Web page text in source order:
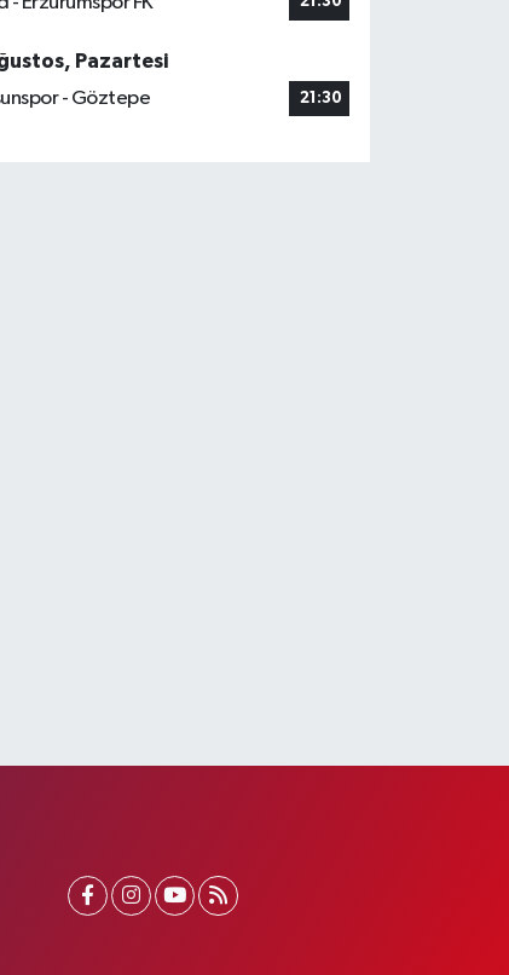
Pazartesi
- Göztepe
21:30